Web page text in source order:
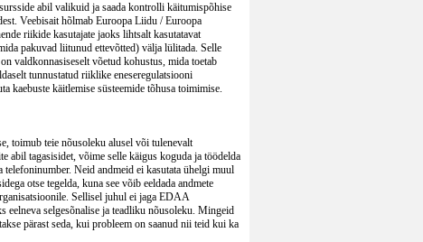
abil valikuid ja saada kontrolli käitumispõhise
Veebisait hõlmab Euroopa Liidu / Euroopa
riikide kasutajate jaoks lihtsalt kasutatavat
pakuvad liitunud ettevõtted) välja lülitada. Selle
valdkonnasiseselt võetud kohustus, mida toetab
tunnustatud riiklike eneseregulatsiooni
kaebuste käitlemise süsteemide tõhusa toimimise.
toimub teie nõusoleku alusel või tulenevalt
abil tagasisidet, võime selle käigus koguda ja töödelda
telefoninumber. Neid andmeid ei kasutata ühelgi muul
otse tegelda, kuna see võib eeldada andmete
Sellisel juhul ei jaga EDAA
eelneva selgesõnalise ja teadliku nõusoleku. Mingeid
pärast seda, kui probleem on saanud nii teid kui ka